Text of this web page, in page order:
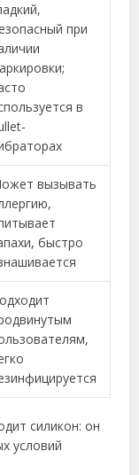
при
в
вызывать
быстро
силикон: он
условий